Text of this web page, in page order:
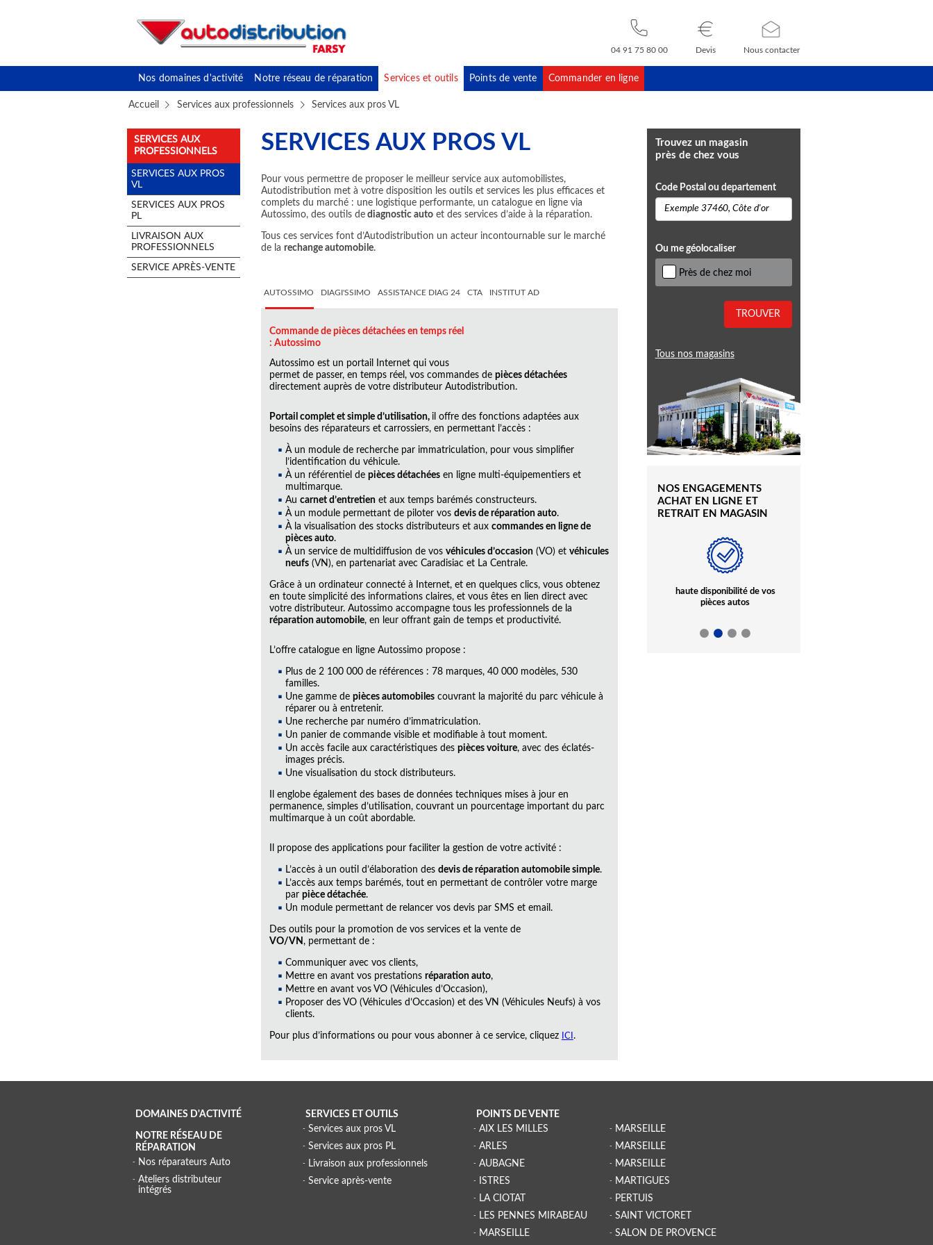
04 91 75 80 00 Devis Nous contacter
Nos domaines d'activité Notre réseau de réparation Services et outils Points de vente Commander en ligne
Accueil Services aux professionnels Services aux pros VL
SERVICES AUX
PROFESSIONNELS
SERVICES AUX PROS
VL
SERVICES AUX PROS
PL
LIVRAISON AUX
PROFESSIONNELS
SERVICE APRÈS-VENTE
SERVICES AUX PROS VL
Pour vous permettre de proposer le meilleur service aux automobilistes,
Autodistribution met à votre disposition les outils et services les plus efficaces et
complets du marché : une logistique performante, un catalogue en ligne via
Autossimo, des outils dediagnostic autoet des services d’aide à la réparation.
Tous ces services font d’Autodistribution un acteur incontournable sur le marché
de la rechange automobile.
AUTOSSIMO DIAGI'SSIMO ASSISTANCE DIAG 24 CTA INSTITUT AD
Commande de pièces détachées en temps réel
: Autossimo
Autossimo est un portail Internet qui vous
permet de passer, en temps réel, vos commandes de pièces détachées
directement auprès de votre distributeur Autodistribution.
Portail complet et simple d’utilisation, il offre des fonctions adaptées aux
besoins des réparateurs et carrossiers, en permettant l’accès :
À un module de recherche par immatriculation, pour vous simplifier
l’identification du véhicule.
À un référentiel de pièces détachéesen ligne multi-équipementiers et
multimarque.
Au carnet d’entretienet aux temps barémés constructeurs.
À un module permettant de piloter vos devis de réparation auto.
À la visualisation des stocks distributeurs et aux commandes en ligne de
pièces auto.
À un service de multidiffusion de vos véhicules d’occasion(VO) et véhicules
neufs(VN), en partenariat avec Caradisiac et La Centrale.
Grâce à un ordinateur connecté à Internet, et en quelques clics, vous obtenez
en toute simplicité des informations claires, et vous êtes en lien direct avec
votre distributeur. Autossimo accompagne tous les professionnels de la
réparation automobile, en leur offrant gain de temps et productivité.
L’offre catalogue en ligne Autossimo propose :
Plus de 2 100 000 de références : 78 marques, 40 000 modèles, 530
familles.
Une gamme de pièces automobilescouvrant la majorité du parc véhicule à
réparer ou à entretenir.
Une recherche par numéro d’immatriculation.
Un panier de commande visible et modifiable à tout moment.
Un accès facile aux caractéristiques des pièces voiture, avec des éclatés-
images précis.
Une visualisation du stock distributeurs.
Il englobe également des bases de données techniques mises à jour en
permanence, simples d’utilisation, couvrant un pourcentage important du parc
multimarque à un coût abordable.
Il propose des applications pour faciliter la gestion de votre activité :
L’accès à un outil d’élaboration des devis de réparation automobile simple.
L’accès aux temps barémés, tout en permettant de contrôler votre marge
par pièce détachée.
Un module permettant de relancer vos devis par SMS et email.
Des outils pour la promotion de vos services et la vente de
VO/VN , permettant de :
Communiquer avec vos clients,
Mettre en avant vos prestations réparation auto,
Mettre en avant vos VO (Véhicules d’Occasion),
Proposer des VO (Véhicules d’Occasion) et des VN (Véhicules Neufs) à vos
clients.
Pour plus d’informations ou pour vous abonner à ce service, cliquez ICI .
Trouvez un magasin
près de chez vous
Code Postal ou departement
Ou me géolocaliser
Près de chez moi
TROUVER
Tous nos magasins
NOS ENGAGEMENTS
ACHAT EN LIGNE ET
RETRAIT EN MAGASIN
plus de 1 Million de pièces
automobiles
livraisons assurées jusqu'à
4 fois par jour
haute disponibilité de vos
pièces autos
DOMAINES D'ACTIVITÉ
NOTRE RÉSEAU DE
RÉPARATION
Nos réparateurs Auto
Ateliers distributeur
intégrés
SERVICES ET OUTILS
Services aux pros VL
Services aux pros PL
Livraison aux professionnels
Service après-vente
POINTS DE VENTE
AIX LES MILLES
ARLES
AUBAGNE
ISTRES
LA CIOTAT
LES PENNES MIRABEAU
MARSEILLE
MARSEILLE
MARSEILLE
MARSEILLE
MARTIGUES
PERTUIS
SAINT VICTORET
SALON DE PROVENCE